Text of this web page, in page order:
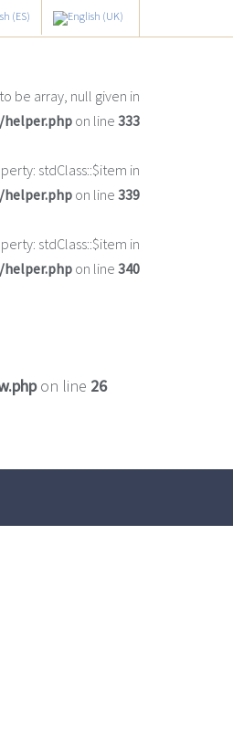
be array, null given in
on line 333
stdClass::$item in
on line 339
stdClass::$item in
on line 340
on line 26